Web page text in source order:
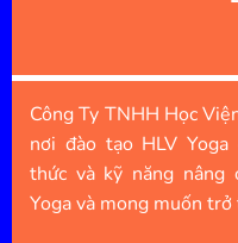
Công Ty TNHH Học
nơi đào tạo HLV Yoga
thức và kỹ năng nâng
Yoga và mong muốn